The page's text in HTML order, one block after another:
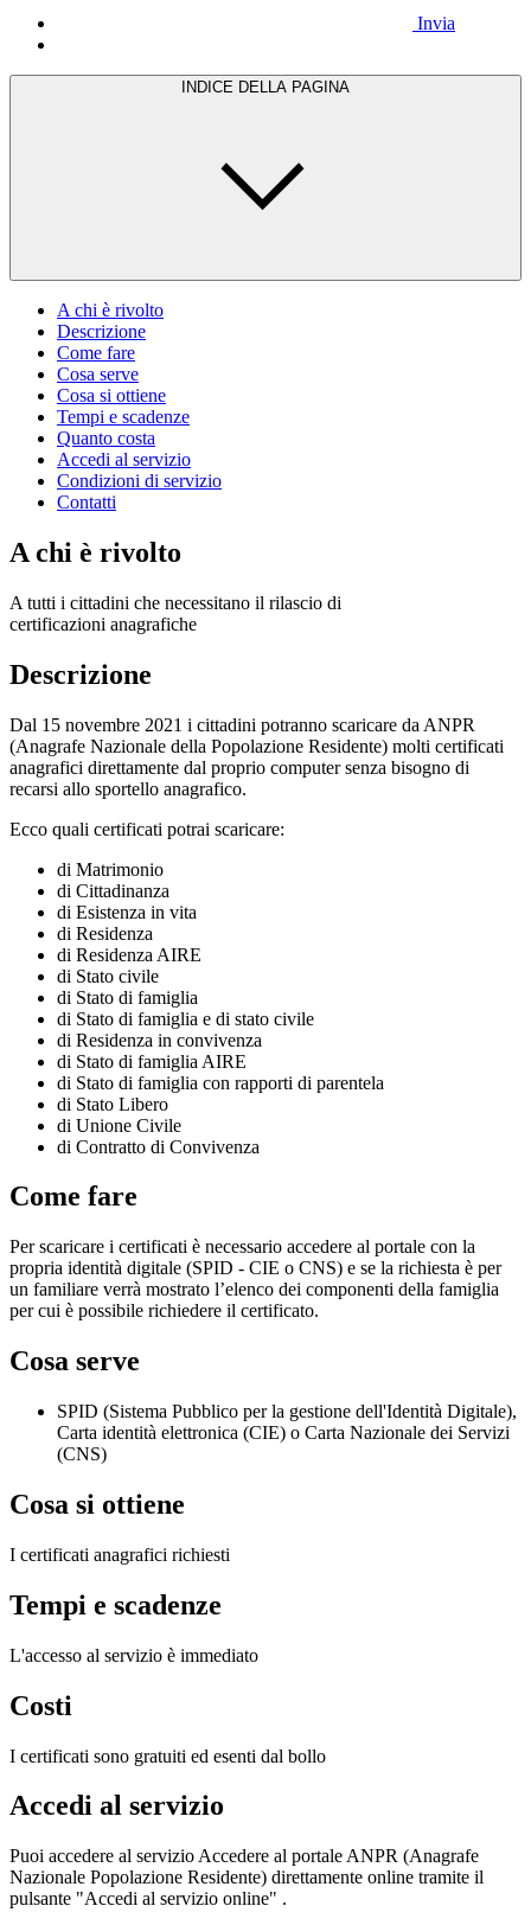
Invia
INDICE DELLA PAGINA
A chi è rivolto
Descrizione
Come fare
Cosa serve
Cosa si ottiene
Tempi e scadenze
Quanto costa
Accedi al servizio
Condizioni di servizio
Contatti
A chi è rivolto
A tutti i cittadini che necessitano il rilascio di
certificazioni anagrafiche
Descrizione
Dal 15 novembre 2021 i cittadini potranno scaricare da ANPR
(Anagrafe Nazionale della Popolazione Residente) molti certificati
anagrafici direttamente dal proprio computer senza bisogno di
recarsi allo sportello anagrafico.
Ecco quali certificati potrai scaricare:
di Matrimonio
di Cittadinanza
di Esistenza in vita
di Residenza
di Residenza AIRE
di Stato civile
di Stato di famiglia
di Stato di famiglia e di stato civile
di Residenza in convivenza
di Stato di famiglia AIRE
di Stato di famiglia con rapporti di parentela
di Stato Libero
di Unione Civile
di Contratto di Convivenza
Come fare
Per scaricare i certificati è necessario accedere al portale con la
propria identità digitale (SPID - CIE o CNS) e se la richiesta è per
un familiare verrà mostrato l’elenco dei componenti della famiglia
per cui è possibile richiedere il certificato.
Cosa serve
SPID (Sistema Pubblico per la gestione dell'Identità Digitale),
Carta identità elettronica (CIE) o Carta Nazionale dei Servizi
(CNS)
Cosa si ottiene
I certificati anagrafici richiesti
Tempi e scadenze
L'accesso al servizio è immediato
Costi
I certificati sono gratuiti ed esenti dal bollo
Accedi al servizio
Puoi accedere al servizio Accedere al portale ANPR (Anagrafe
Nazionale Popolazione Residente) direttamente online tramite il
pulsante "Accedi al servizio online" .